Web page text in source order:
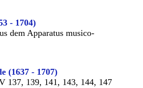
- 1704)
dem Apparatus musico-
(1637 - 1707)
137, 139, 141, 143, 144, 147